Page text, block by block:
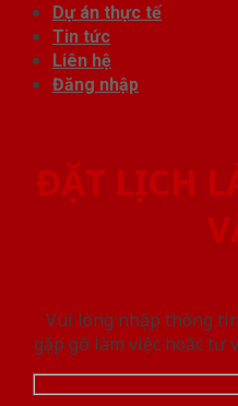
Dự án thực tế
Tin tức
Liên hệ
Đăng nhập
ĐẶT LỊCH
Vui lòng nhập thông
gặp gỡ làm việc hoăc tư